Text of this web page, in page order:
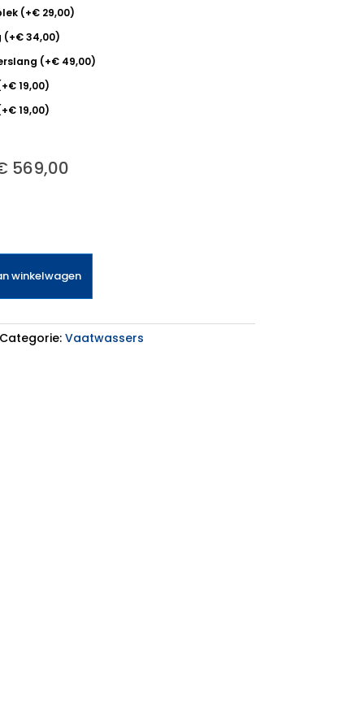
(+€29,00)
(+€34,00)
(+€49,00)
+€19,00)
+€19,00)
569,00
winkelwagen
Categorie: Vaatwassers